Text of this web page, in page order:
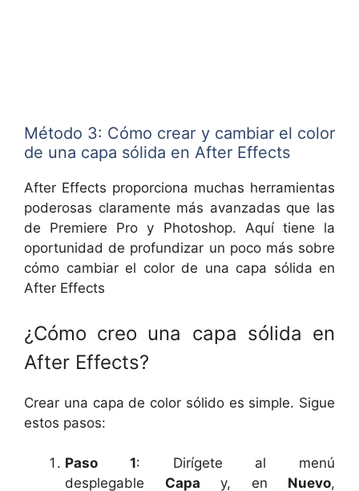
Método 3: Cómo crear y cambiar el color
de una capa sólida en After Effects
After Effects proporciona muchas herramientas
poderosas claramente más avanzadas que las
de Premiere Pro y Photoshop. Aquí tiene la
oportunidad de profundizar un poco más sobre
cómo cambiar el color de una capa sólida en
After Effects
¿Cómo creo una capa sólida en
After Effects?
Crear una capa de color sólido es simple. Sigue
estos pasos:
Paso 1: Dirígete al menú
desplegable Capa y, en Nuevo,